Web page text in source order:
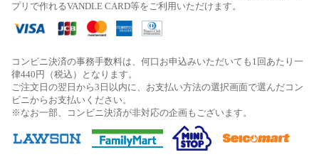
プリで作れるVANDLE CARD等をご利用いただけます。
コンビニ決済の事務手数料は、何口お申込みいただいても1回あたり一
律440円（税込）となります。
ご注文日の翌日から3日以内に、お支払い方法の選択画面で選んだコン
ビニからお支払いください。
※なお一部、コンビニ決済が非対応の企画もございます。